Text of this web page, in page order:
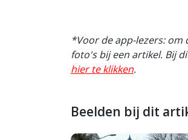
*Voor de app-lezers: om
foto's bij een artikel. Bij
hier te klikken.
Beelden bij dit